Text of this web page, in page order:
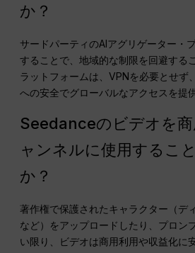
か？
サードパーティのAIアグリゲーター・
することで、地域的な制限を回避する
ラットフォームは、VPNを必要とせず
への安全でグローバルなアクセスを提
Seedanceのビデオを
ャンネルに使用するこ
か？
著作権で保護されたキャラクター（デ
など）をアップロードしたり、プロン
い限り、ビデオは商用利用や収益化に